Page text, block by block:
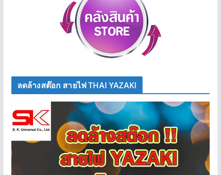
ลดล้างสต๊อก สายไฟ THAI YAZAKI